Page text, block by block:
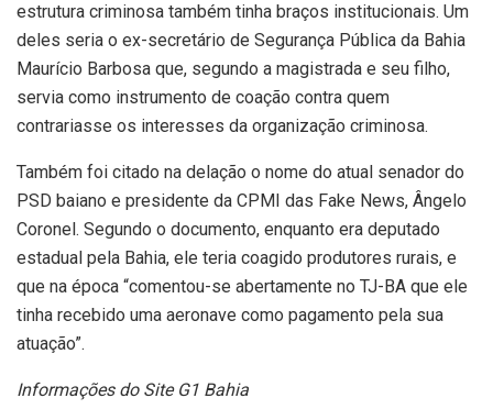
estrutura criminosa também tinha braços institucionais. Um
deles seria o ex-secretário de Segurança Pública da Bahia
Maurício Barbosa que, segundo a magistrada e seu filho,
servia como instrumento de coação contra quem
contrariasse os interesses da organização criminosa.
Também foi citado na delação o nome do atual senador do
PSD baiano e presidente da CPMI das Fake News, Ângelo
Coronel. Segundo o documento, enquanto era deputado
estadual pela Bahia, ele teria coagido produtores rurais, e
que na época “comentou-se abertamente no TJ-BA que ele
tinha recebido uma aeronave como pagamento pela sua
atuação”.
Informações do Site G1 Bahia